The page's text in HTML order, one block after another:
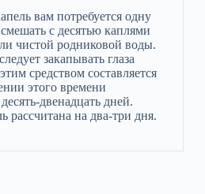
вам потребуется одну
с десятью каплями
чистой родниковой воды.
закапывать глаза
средством составляется
этого времени
двенадцать дней.
рассчитана на два-три дня.